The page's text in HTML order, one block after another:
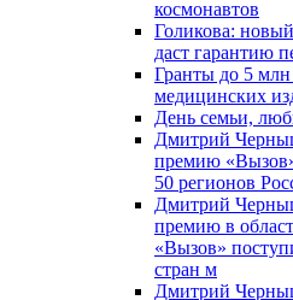
космонавтов
Голикова:
даст гарантию
Гранты до 5 млн
медицинских
День семьи,
Дмитрий
премию
50 регионов
Дмитрий
премию в
«Вызов»
стран м
Дмитрий